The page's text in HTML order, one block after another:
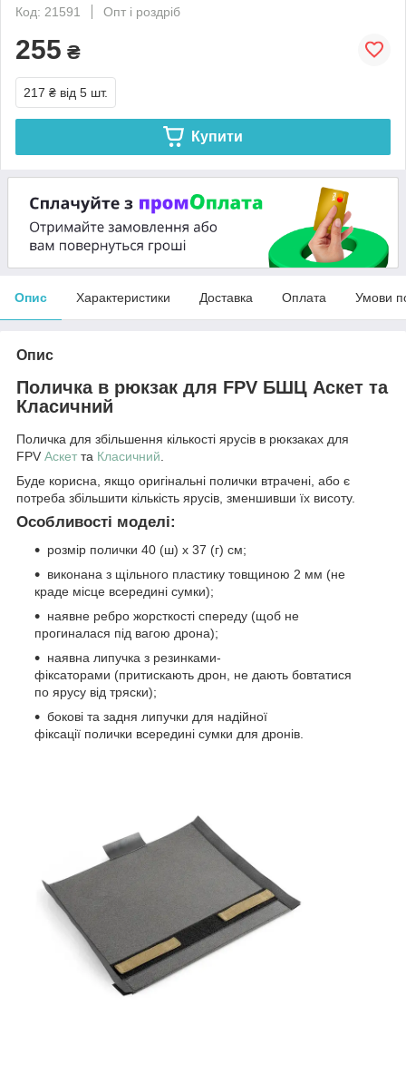
Код: 21591
Опт і роздріб
255 ₴
217 ₴ від 5 шт.
Купити
Опис Характеристики Доставка Оплата Умови
Опис
Поличка в рюкзак для FPV БШЦ Аскет та
Класичний
Поличка для збільшення кількості ярусів в рюкзаках для
FPV Аскет та Класичний
Буде корисна, якщо оригінальні полички втрачені, або є
потреба збільшити кількість ярусів, зменшивши їх висоту.
Особливості моделі:
розмір полички 40 (ш) х 37 (г) см;
виконана з щільного пластику товщиною 2 мм (не
краде місце всередині сумки);
наявне ребро жорсткості спереду (щоб не
прогиналася під вагою дрона);
наявна липучка з резинками-
фіксаторами (притискають дрон, не дають бовтатися
по ярусу від тряски);
бокові та задня липучки для надійної
фіксації полички всередині сумки для дронів.